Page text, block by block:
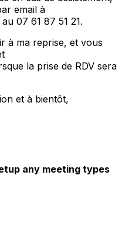
email à
07 61 87 51 21.
à ma reprise, et vous
la prise de RDV sera
et à bientôt,
any meeting types